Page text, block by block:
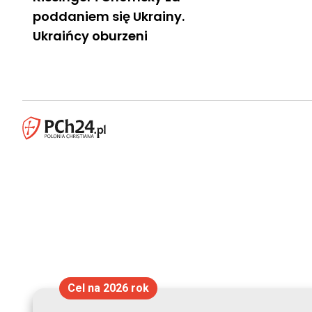
poddaniem się Ukrainy.
Ukraińcy oburzeni
Cel na 2026 rok